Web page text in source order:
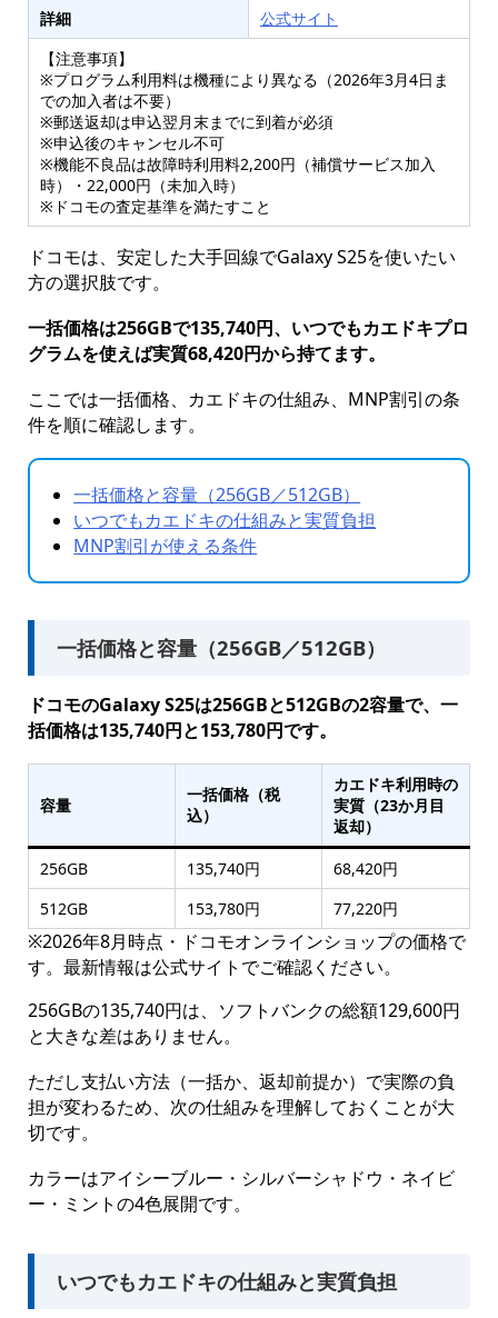
詳細
公式サイト
【注意事項】
※プログラム利用料は機種により異なる（2026年3月4日ま
での加入者は不要）
※郵送返却は申込翌月末までに到着が必須
※申込後のキャンセル不可
※機能不良品は故障時利用料2,200円（補償サービス加入
時）・22,000円（未加入時）
※ドコモの査定基準を満たすこと
ドコモは、安定した大手回線でGalaxy S25を使いたい
方の選択肢です。
一括価格は256GBで135,740円、いつでもカエドキプロ
グラムを使えば実質68,420円から持てます。
ここでは一括価格、カエドキの仕組み、MNP割引の条
件を順に確認します。
一括価格と容量（256GB／512GB）
いつでもカエドキの仕組みと実質負担
MNP割引が使える条件
一括価格と容量（256GB／512GB）
ドコモのGalaxy S25は256GBと512GBの2容量で、一
括価格は135,740円と153,780円です。
容量
一括価格（税
込）
カエドキ利用時の
実質（23か月目
返却）
256GB
135,740円
68,420円
512GB
153,780円 77,220円
※2026年8月時点・ドコモオンラインショップの価格で
す。最新情報は公式サイトでご確認ください。
256GBの135,740円は、ソフトバンクの総額129,600円
と大きな差はありません。
ただし支払い方法（一括か、返却前提か）で実際の負
担が変わるため、次の仕組みを理解しておくことが大
切です。
カラーはアイシーブルー・シルバーシャドウ・ネイビ
ー・ミントの4色展開です。
いつでもカエドキの仕組みと実質負担